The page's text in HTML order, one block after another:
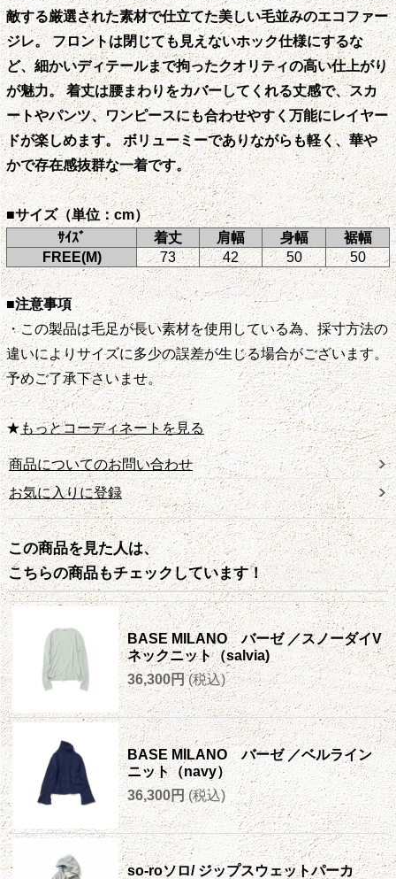
敵する厳選された素材で仕立てた美しい毛並みのエコファー
ジレ。 フロントは閉じても見えないホック仕様にするな
ど、細かいディテールまで拘ったクオリティの高い仕上がり
が魅力。 着丈は腰まわりをカバーしてくれる丈感で、スカ
ートやパンツ、ワンピースにも合わせやすく万能にレイヤー
ドが楽しめます。 ボリューミーでありながらも軽く、華や
かで存在感抜群な一着です。
■サイズ（単位：cm）
ｻｲｽﾞ
着丈 肩幅 身幅
裾幅
FREE(M)
73 42 50 50
■注意事項
・この製品は毛足が長い素材を使用している為、採寸方法の
違いによりサイズに多少の誤差が生じる場合がございます。
予めご了承下さいませ。
★もっとコーディネートを見る
商品についてのお問い合わせ
お気に入りに登録
この商品を見た人は、
こちらの商品もチェックしています！
BASE MILANO バーゼ ／スノーダイV
ネックニット（salvia)
36,300円 (税込)
BASE MILANO バーゼ ／ベルライン
ニット（navy）
36,300円 (税込)
so-roソロ/ ジップスウェットパーカ